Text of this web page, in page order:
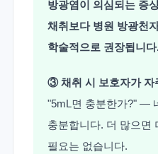
방광염이 의심되는 증
채취보다 병원 방광천
학술적으로 권장됩니
③ 채취 시 보호자가 자
"5mL면 충분한가?" —
충분합니다. 더 많으면
필요는 없습니다.